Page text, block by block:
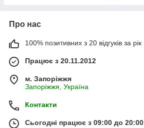
Про нас
100% позитивних з 20 відгуків за рік
Працює з 20.11.2012
м. Запоріжжя
Запоріжжя, Україна
Контакти
Сьогодні працює з 09:00 до 20:00